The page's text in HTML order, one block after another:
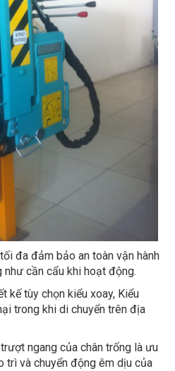
đa đảm bảo an toàn vận hành
cần cẩu khi hoạt động.
kế tùy chọn kiểu xoay, Kiểu
trong khi di chuyển trên địa
ngang của chân trống là ưu
trì và chuyển động êm dịu của